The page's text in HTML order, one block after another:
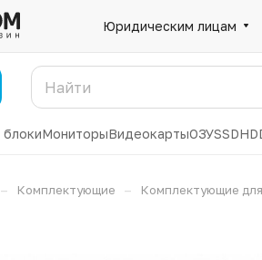
Юридическим лицам
МониторыВидеокартыОЗУSSD
– Комплектующие – Комплектующие